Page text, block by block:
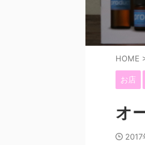
HOME
お店
オ
2017